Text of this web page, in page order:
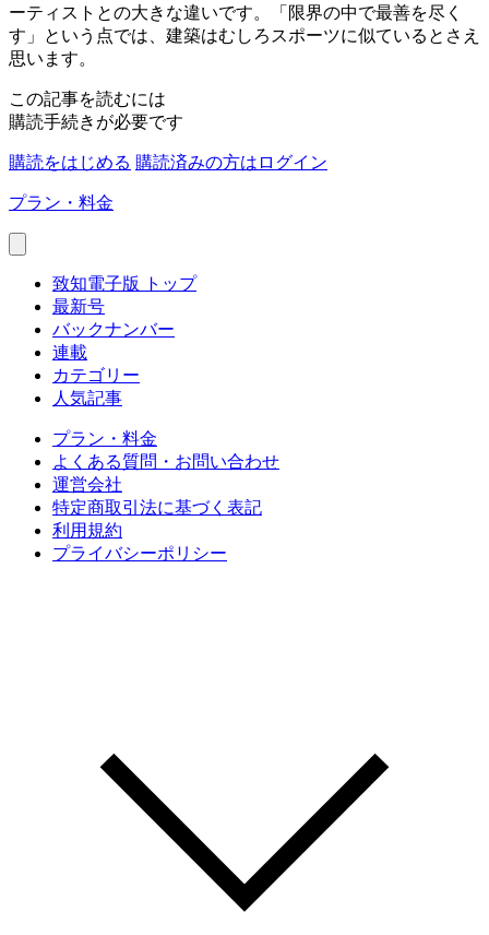
ーティストとの大きな違いです。「限界の中で最善を尽く
す」という点では、建築はむしろスポーツに似ているとさえ
思います。
この記事を読むには
購読手続きが必要です
購読をはじめる 購読済みの方はログイン
プラン・料金
致知電子版 トップ
最新号
バックナンバー
連載
カテゴリー
人気記事
プラン・料金
よくある質問・お問い合わせ
運営会社
特定商取引法に基づく表記
利用規約
プライバシーポリシー